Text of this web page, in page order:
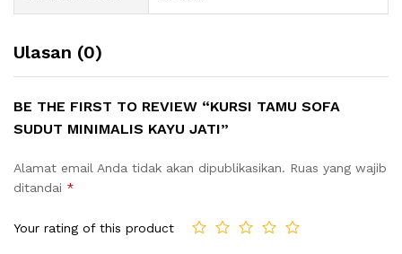
Ulasan (0)
BE THE FIRST TO REVIEW “KURSI TAMU SOFA
SUDUT MINIMALIS KAYU JATI”
Alamat email Anda tidak akan dipublikasikan. Ruas yang wajib
ditandai *
Your rating of this product